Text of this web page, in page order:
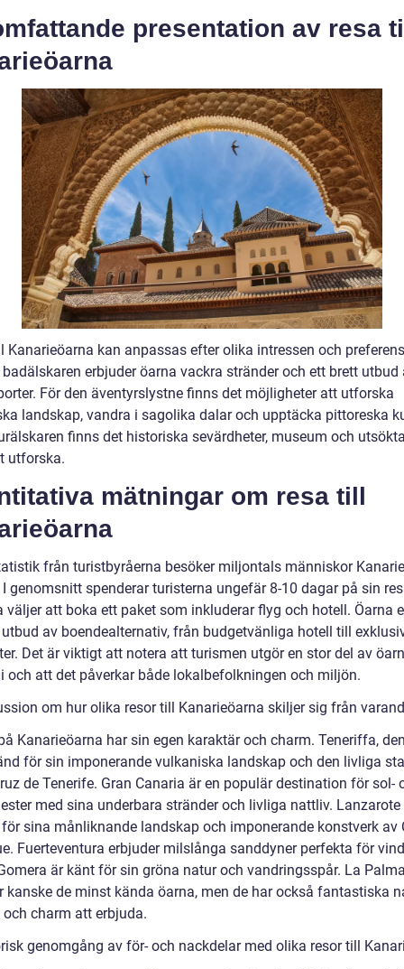
presentation av resa
Kanarieöarna kan anpassas efter olika intressen och
erbjuder öarna vackra stränder och ett brett utbud
För den äventyrslystne finns det möjligheter att utforska
landskap, vandra i sagolika dalar och upptäcka pittoreska
finns det historiska sevärdheter, museum och
utforska.
mätningar om resa till
från turistbyråerna besöker miljontals människor
I genomsnitt spenderar turisterna ungefär 8-10 dagar på sin
väljer att boka ett paket som inkluderar flyg och hotell. Öarna
av boendealternativ, från budgetvänliga hotell till
Det är viktigt att notera att turismen utgör en stor del av
och att det påverkar både lokalbefolkningen och miljön.
om hur olika resor till Kanarieöarna skiljer sig från
Kanarieöarna har sin egen karaktär och charm. Teneriffa,
för sin imponerande vulkaniska landskap och den livliga
de Tenerife. Gran Canaria är en populär destination för sol-
med sina underbara stränder och livliga nattliv. Lanzarote
sina månliknande landskap och imponerande konstverk av
Fuerteventura erbjuder milslånga sanddyner perfekta för
är känt för sin gröna natur och vandringsspår. La
kanske de minst kända öarna, men de har också fantastiska
charm att erbjuda.
genomgång av för- och nackdelar med olika resor till